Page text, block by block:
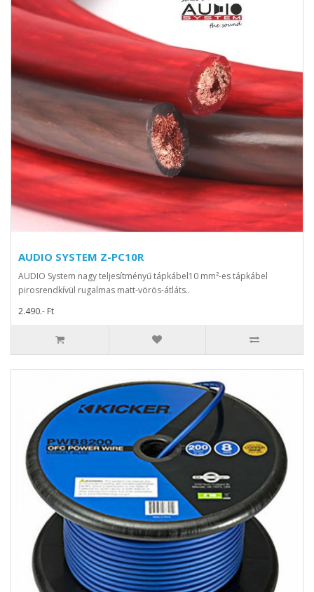
AUDIO SYSTEM Z-PC10R
AUDIO System nagy teljesítményű tápkábel10 mm²-es tápkábel
pirosrendkívül rugalmas matt-vörös-átláts..
2.490.- Ft